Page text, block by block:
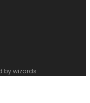
by wizards